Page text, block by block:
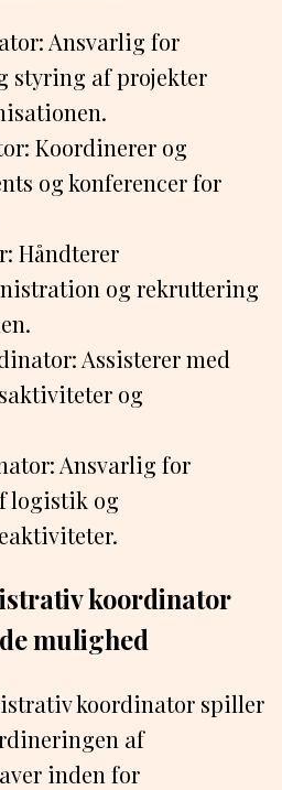
Ansvarlig for
styring af projekter
Koordinerer og
og konferencer for
Håndterer
og rekruttering
Assisterer med
og
Ansvarlig for
logistik og
koordinator
mulighed
koordinator spiller
af
inden for